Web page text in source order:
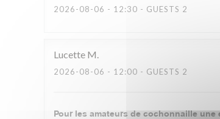
2026-08-06 - 12:30 - GUESTS 2
Lucette M
2026-08-06 - 12:00 - GUESTS 2
Pour les amateurs de cochonnaille